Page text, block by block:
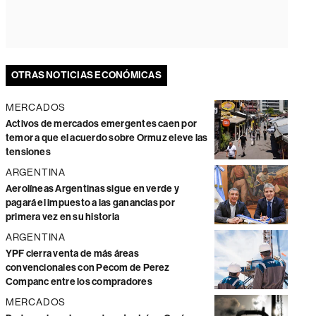
OTRAS NOTICIAS ECONÓMICAS
MERCADOS
Activos de mercados emergentes caen por
temor a que el acuerdo sobre Ormuz eleve las
tensiones
ARGENTINA
Aerolíneas Argentinas sigue en verde y
pagará el impuesto a las ganancias por
primera vez en su historia
ARGENTINA
YPF cierra venta de más áreas
convencionales con Pecom de Perez
Companc entre los compradores
MERCADOS